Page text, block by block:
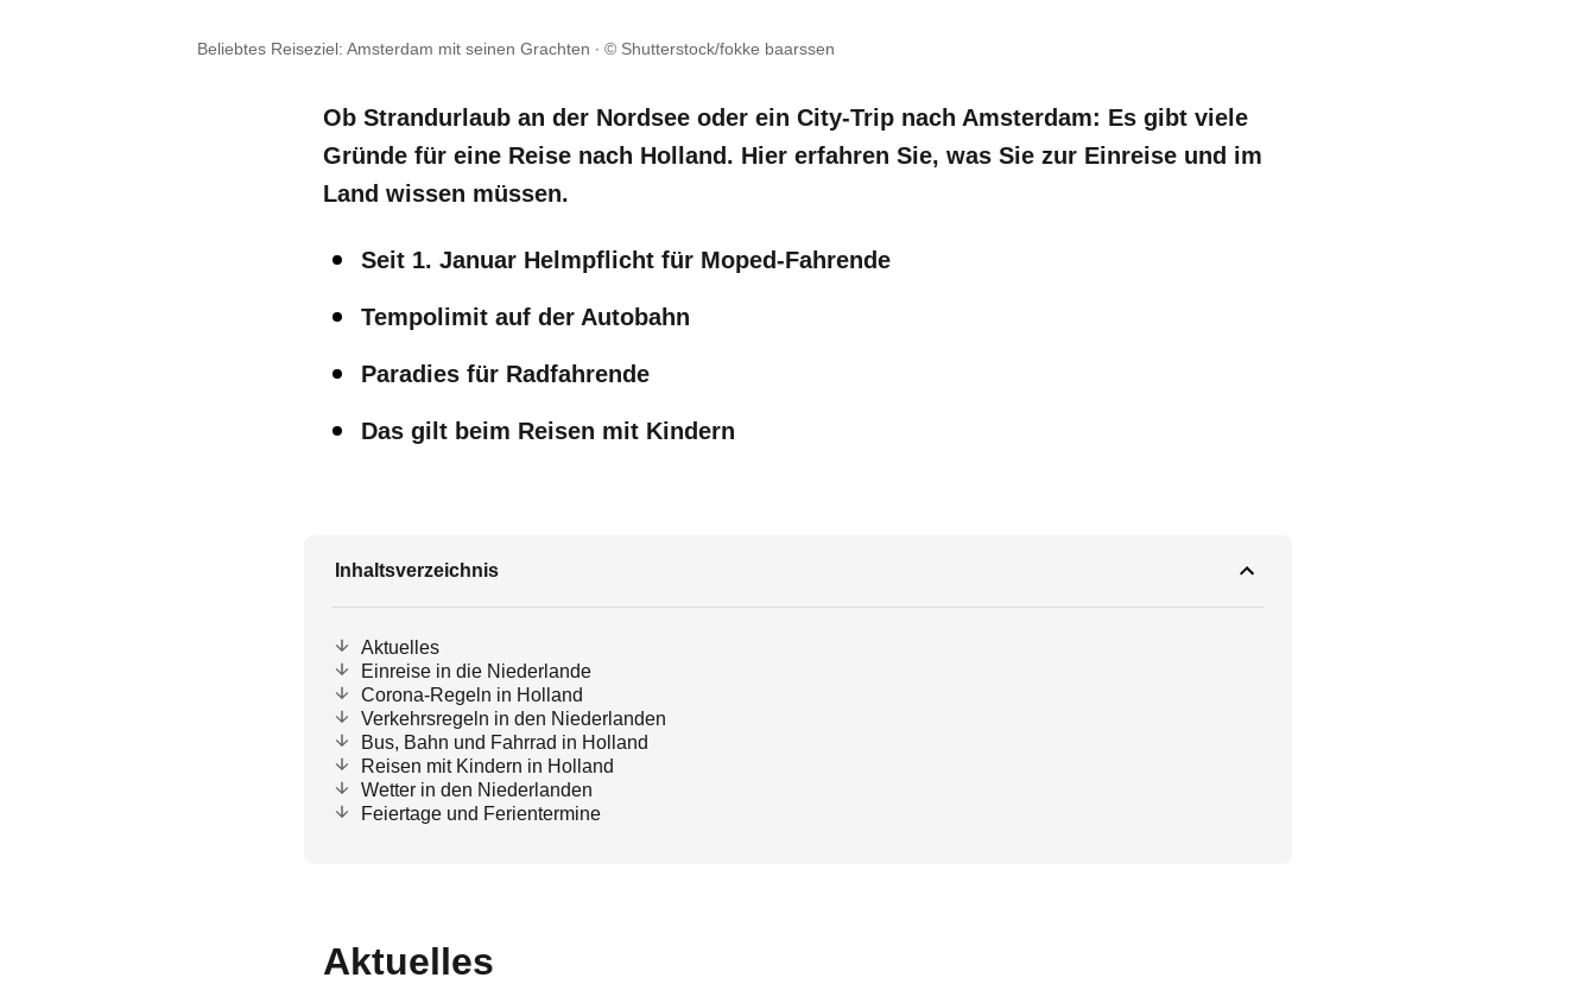
Beliebtes Reiseziel: Amsterdam mit seinen Grachten © Shutterstock/fokke baarssen
Ob Strandurlaub an der Nordsee oder ein City-Trip nach Amsterdam: Es gibt viele
Gründe für eine Reise nach Holland. Hier erfahren Sie, was Sie zur Einreise und im
Land wissen müssen.
Seit 1. Januar Helmpflicht für Moped-Fahrende
Tempolimit auf der Autobahn
Paradies für Radfahrende
Das gilt beim Reisen mit Kindern
Inhaltsverzeichnis
Aktuelles
Einreise in die Niederlande
Corona-Regeln in Holland
Verkehrsregeln in den Niederlanden
Bus, Bahn und Fahrrad in Holland
Reisen mit Kindern in Holland
Wetter in den Niederlanden
Feiertage und Ferientermine
Aktuelles